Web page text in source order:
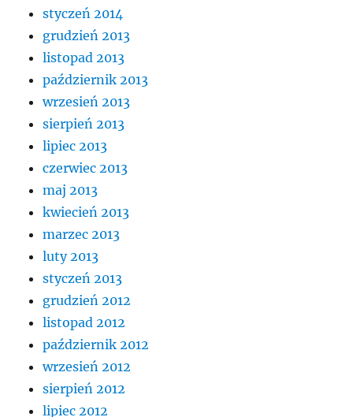
styczeń 2014
grudzień 2013
listopad 2013
październik 2013
wrzesień 2013
sierpień 2013
lipiec 2013
czerwiec 2013
maj 2013
kwiecień 2013
marzec 2013
luty 2013
styczeń 2013
grudzień 2012
listopad 2012
październik 2012
wrzesień 2012
sierpień 2012
lipiec 2012